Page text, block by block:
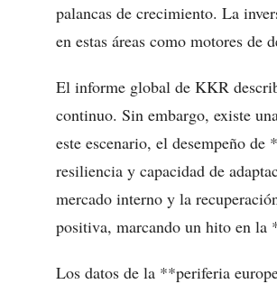
palancas de crecimiento. La
en estas áreas como motores de
El informe global de KKR
continuo. Sin embargo, existe
este escenario, el desempeño
resiliencia y capacidad de
mercado interno y la
positiva, marcando un hito en la
Los datos de la **periferia